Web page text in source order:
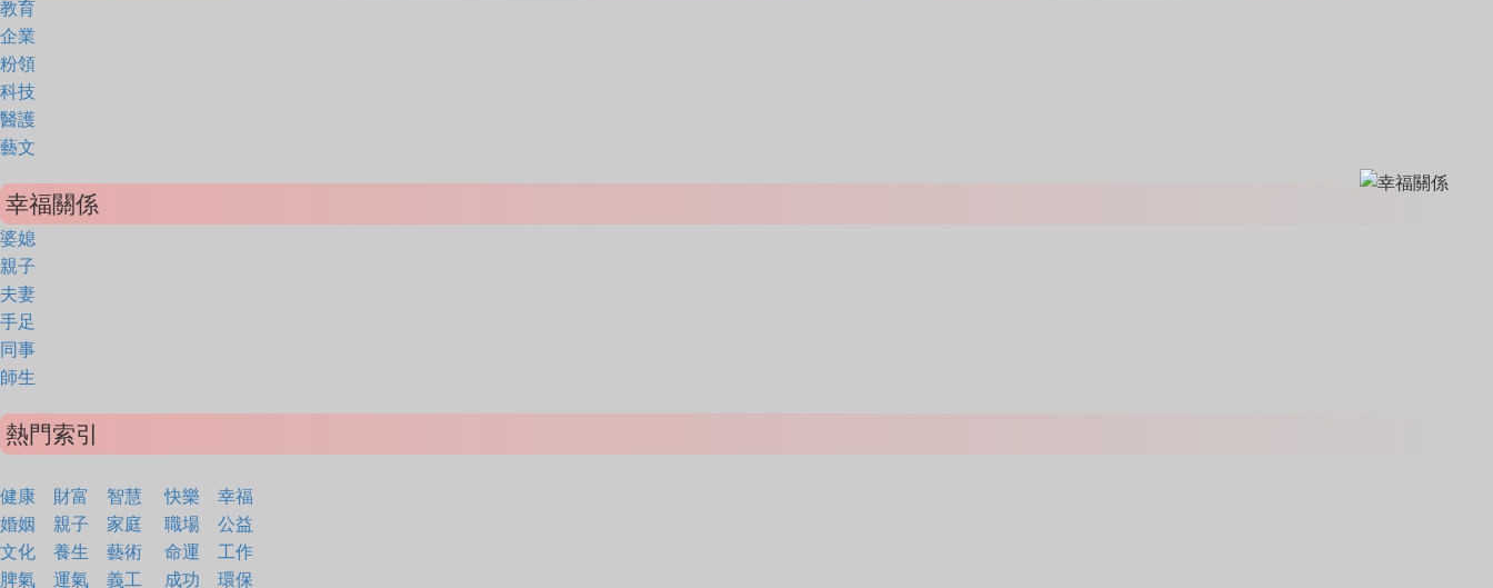
教育
企業
粉領
科技
醫護
藝文
幸福關係
婆媳
親子
夫妻
手足
同事
師生
熱門索引
健康 財富 智慧 快樂
幸福
婚姻
親子 家庭 職場
公益
文化
養生 藝術 命運
工作
脾氣
運氣 義工 成功 環保